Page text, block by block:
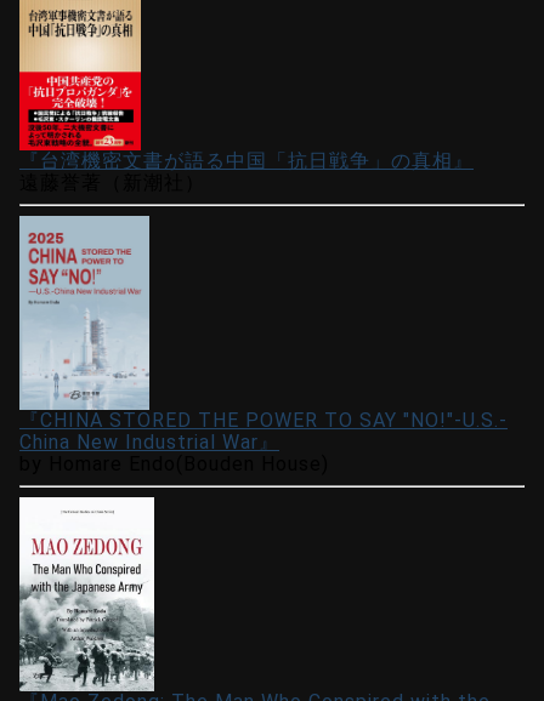
『台湾機密文書が語る中国「抗日戦争」の真相』
『CHINA STORED THE POWER TO SAY "NO!"-U.S.-
China New Industrial War』